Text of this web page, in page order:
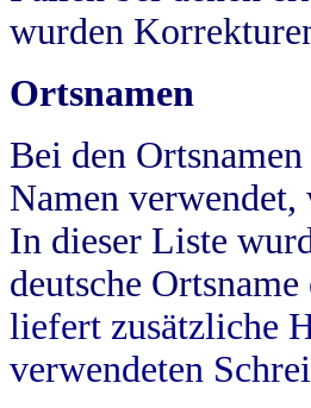
wurden
Ortsnamen
Bei den
Namen
In dieser Liste
deutsche
liefert zusätzliche
verwendeten